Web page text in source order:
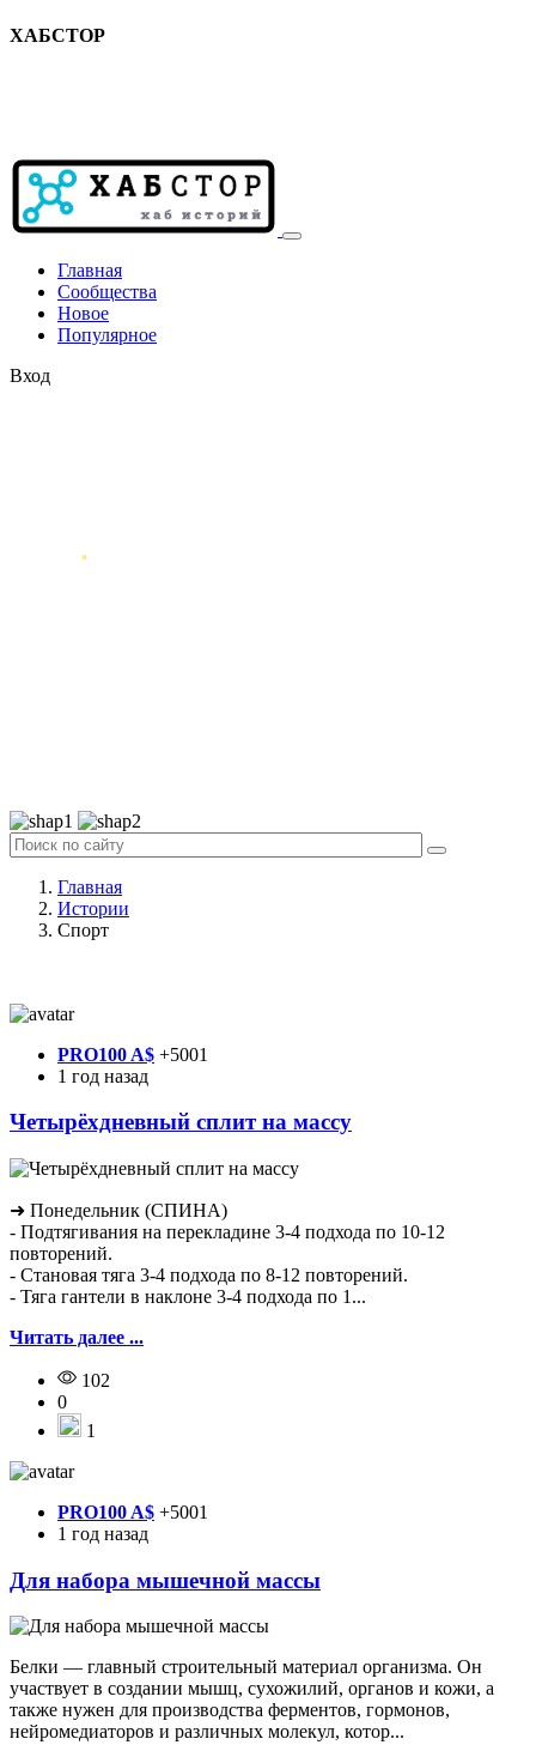
ХАБСТОР
Главная
Сообщества
Новое
Популярное
Вход
Главная
Истории
Спорт
PRO100 A$ +5001
1 год назад
Четырёхдневный сплит на массу
➜ Понедельник (СПИНА)
- Подтягивания на перекладине 3-4 подхода по 10-12
повторений.
- Становая тяга 3-4 подхода по 8-12 повторений.
- Тяга гантели в наклоне 3-4 подхода по 1...
Читать далее ...
102
0
1
PRO100 A$ +5001
1 год назад
Для набора мышечной массы
Белки — главный строительный материал организма. Он
участвует в создании мышц, сухожилий, органов и кожи, а
также нужен для производства ферментов, гормонов,
нейромедиаторов и различных молекул, котор...